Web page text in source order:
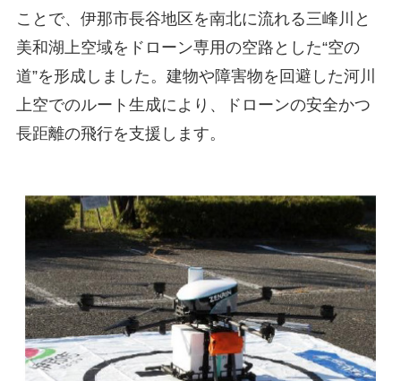
ことで、伊那市長谷地区を南北に流れる三峰川と
美和湖上空域をドローン専用の空路とした“空の
道”を形成しました。建物や障害物を回避した河川
上空でのルート生成により、ドローンの安全かつ
長距離の飛行を支援します。